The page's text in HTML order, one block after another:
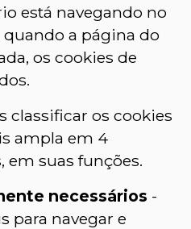
está navegando no
quando a página do
os cookies de
classificar os cookies
ampla em 4
em suas funções.
necessários -
para navegar e